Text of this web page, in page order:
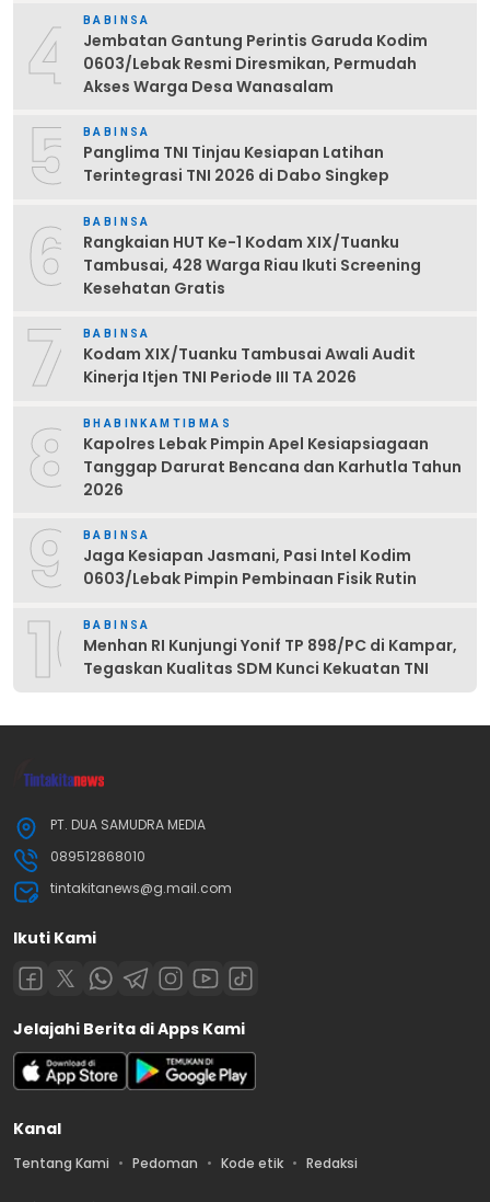
4 BABINSA
Jembatan Gantung Perintis Garuda Kodim
0603/Lebak Resmi Diresmikan, Permudah
Akses Warga Desa Wanasalam
5 BABINSA
Panglima TNI Tinjau Kesiapan Latihan
Terintegrasi TNI 2026 di Dabo Singkep
6 BABINSA
Rangkaian HUT Ke-1 Kodam XIX/Tuanku
Tambusai, 428 Warga Riau Ikuti Screening
Kesehatan Gratis
7 BABINSA
Kodam XIX/Tuanku Tambusai Awali Audit
Kinerja Itjen TNI Periode III TA 2026
8 BHABINKAMTIBMAS
Kapolres Lebak Pimpin Apel Kesiapsiagaan
Tanggap Darurat Bencana dan Karhutla Tahun
2026
9 BABINSA
Jaga Kesiapan Jasmani, Pasi Intel Kodim
0603/Lebak Pimpin Pembinaan Fisik Rutin
10BABINSA
Menhan RI Kunjungi Yonif TP 898/PC di Kampar,
Tegaskan Kualitas SDM Kunci Kekuatan TNI
PT. DUA SAMUDRA MEDIA
089512868010
tintakitanews@g.mail.com
Ikuti Kami
Jelajahi Berita di Apps Kami
Kanal
Tentang Kami Pedoman Kode etik Redaksi